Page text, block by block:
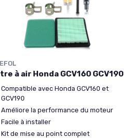
à air Honda GCV160 GCV190
Compatible avec Honda GCV160 et
GCV190
Améliore la performance du moteur
Facile à installer
Kit de mise au point complet